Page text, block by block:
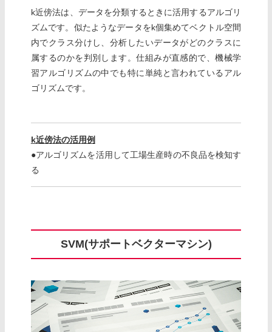
k近傍法は、データを分類するときに活用するアルゴリ
ズムです。似たようなデータをk個集めてベクトル空間
内でクラス分けし、分析したいデータがどのクラスに
属するのかを判別します。仕組みが直感的で、機械学
習アルゴリズムの中でも特に単純と言われているアル
ゴリズムです。
k近傍法の活用例
●アルゴリズムを活用して工場生産時の不良品を検知す
る
SVM(サポートベクターマシン)